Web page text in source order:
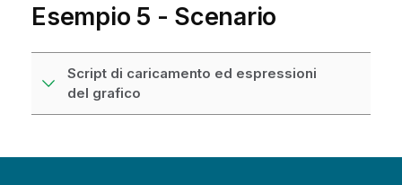
Esempio 5 - Scenario
Script di caricamento ed espressioni
del grafico